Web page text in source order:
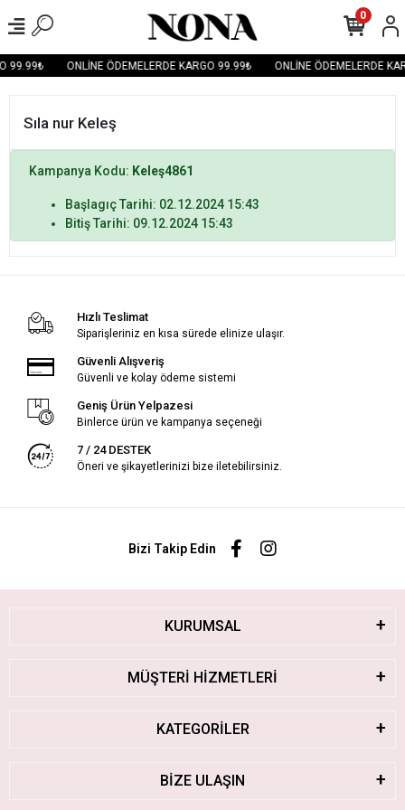
99.99₺ ONLİNE ÖDEMELERDE KARGO 99.99₺ ONLİNE ÖDEMELERDE
0
Sıla nur Keleş
Kampanya Kodu: Keleş4861
Başlagıç Tarihi: 02.12.2024 15:43
Bitiş Tarihi: 09.12.2024 15:43
Hızlı Teslimat
Siparişleriniz en kısa sürede elinize ulaşır.
Güvenli Alışveriş
Güvenli ve kolay ödeme sistemi
Geniş Ürün Yelpazesi
Binlerce ürün ve kampanya seçeneği
7 / 24 DESTEK
Öneri ve şikayetlerinizi bize iletebilirsiniz.
Bizi Takip Edin
KURUMSAL
MÜŞTERİ HİZMETLERİ
KATEGORİLER
BİZE ULAŞIN